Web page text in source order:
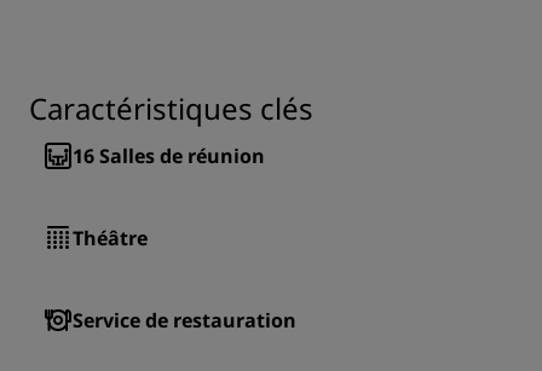
Caractéristiques clés
16Salles de réunion
Théâtre
Service de restauration